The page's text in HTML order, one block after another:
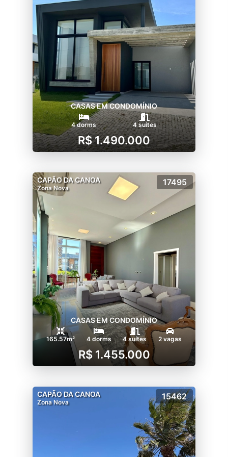
CASAS EM CONDOMÍNIO
4 dorms 4 suítes
R$ 1.490.000
CAPÃO DA CANOA
Zona Nova
17495
CASAS EM CONDOMÍNIO
165.57m² 4 dorms 4 suítes 2 vagas
R$ 1.455.000
CAPÃO DA CANOA
Zona Nova
15462